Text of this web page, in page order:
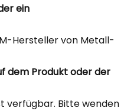
ein
Hersteller von Metall-
dem Produkt oder der
verfügbar. Bitte wenden